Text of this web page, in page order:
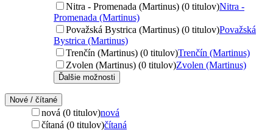
Nitra - Promenada (Martinus) (0 titulov)Nitra -
Promenada (Martinus)
Považská Bystrica (Martinus) (0 titulov)Považská
Bystrica (Martinus)
Trenčín (Martinus) (0 titulov)Trenčín (Martinus)
Zvolen (Martinus) (0 titulov)Zvolen (Martinus)
Ďalšie možnosti
Nové / čítané
nová (0 titulov)nová
čítaná (0 titulov)čítaná